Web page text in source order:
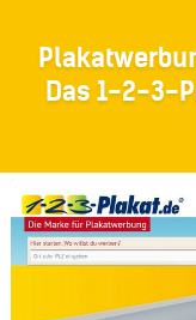
Das 1-2-3-